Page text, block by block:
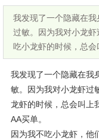
我发现了一个隐藏在
过敏。因为我对小龙
吃小龙虾的时候，总
我发现了一个隐藏在我
敏。因为我对小龙虾过
龙虾的时候，总会叫上
AA买单。
因为我不吃小龙虾，他